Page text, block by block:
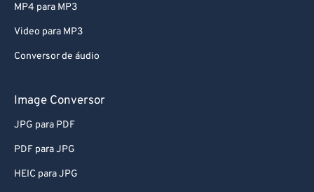
MP4 para MP3
Video para MP3
Conversor de áudio
Image Conversor
JPG para PDF
PDF para JPG
HEIC para JPG